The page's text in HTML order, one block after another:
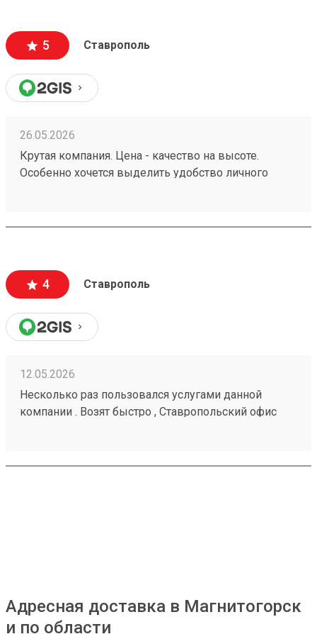
воскресенье выходной , а в будни дни до 18:00.
Есть люди которые тоже работают по пятидневке
Сделайте выходные воскресенье-понедельник. В
субботу многим будет очень удобно забирать
5 Ставрополь
26.05.2026
Крутая компания. Цена - качество на высоте.
Особенно хочется выделить удобство личного
4 Ставрополь
12.05.2026
Несколько раз пользовался услугами данной
компании . Возят быстро , Ставропольский офис
поддержки все решается . Заказ № 260425670
Адресная доставка в Магнитогорск
и по области